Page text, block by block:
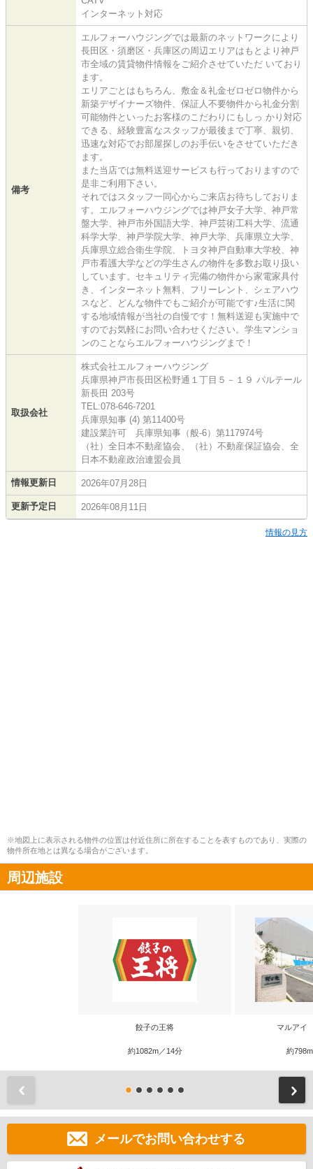
インターネット対応
備考
エルフォーハウジングでは最新のネットワークにより
長田区・須磨区・兵庫区の周辺エリアはもとより神戸
市全域の賃貸物件情報をご紹介させていただ いており
ます。
エリアごとはもちろん、敷金＆礼金ゼロゼロ物件から
新築デザイナーズ物件、保証人不要物件から礼金分割
可能物件といったお客様のこだわりにもしっ かり対応
できる、経験豊富なスタッフが最後まで丁寧、親切、
迅速な対応でお部屋探しのお手伝いをさせていただき
ます。
また当店では無料送迎サービスも行っておりますので
是非ご利用下さい。
それではスタッフ一同心からご来店お待ちしておりま
す。エルフォーハウジングでは神戸女子大学、神戸常
盤大学、神戸市外国語大学、神戸芸術工科大学、流通
科学大学、神戸学院大学、神戸大学、兵庫県立大学、
兵庫県立総合衛生学院、トヨタ神戸自動車大学校、神
戸市看護大学などの学生さんの物件を多数お取り扱い
しています。セキュリティ完備の物件から家電家具付
き、インターネット無料、フリーレント、シェアハウ
スなど、どんな物件でもご紹介が可能です♪生活に関
する地域情報が当社の自慢です！無料送迎も実施中で
すのでお気軽にお問い合わせください。学生マンショ
ンのことならエルフォーハウジングまで！
取扱会社
株式会社エルフォーハウジング
兵庫県神戸市長田区松野通１丁目５－１９ パルテール
新長田 203号
TEL:078-646-7201
兵庫県知事 (4) 第11400号
建設業許可 兵庫県知事（般-6）第117974号
（社）全日本不動産協会、（社）不動産保証協会、全
日本不動産政治連盟会員
情報更新日 2026年07月28日
更新予定日 2026年08月11日
情報の見方
※地図上に表示される物件の位置は付近住所に所在することを表すものであり、実際の
物件所在地とは異なる場合がございます。
周辺施設
餃子の王将
約1082m／14分
マルアイ
約
メールでお問い合わせする